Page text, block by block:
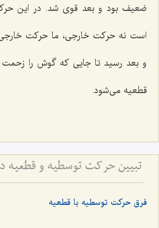
ضعیف بود و بعد قوی شد. در این
است نه حرکت خارجی، ما حرکت
و بعد رسید تا جایی که گوش را
قطعیه می‌شود.
فرق حرکت توسطیه با قطعیه